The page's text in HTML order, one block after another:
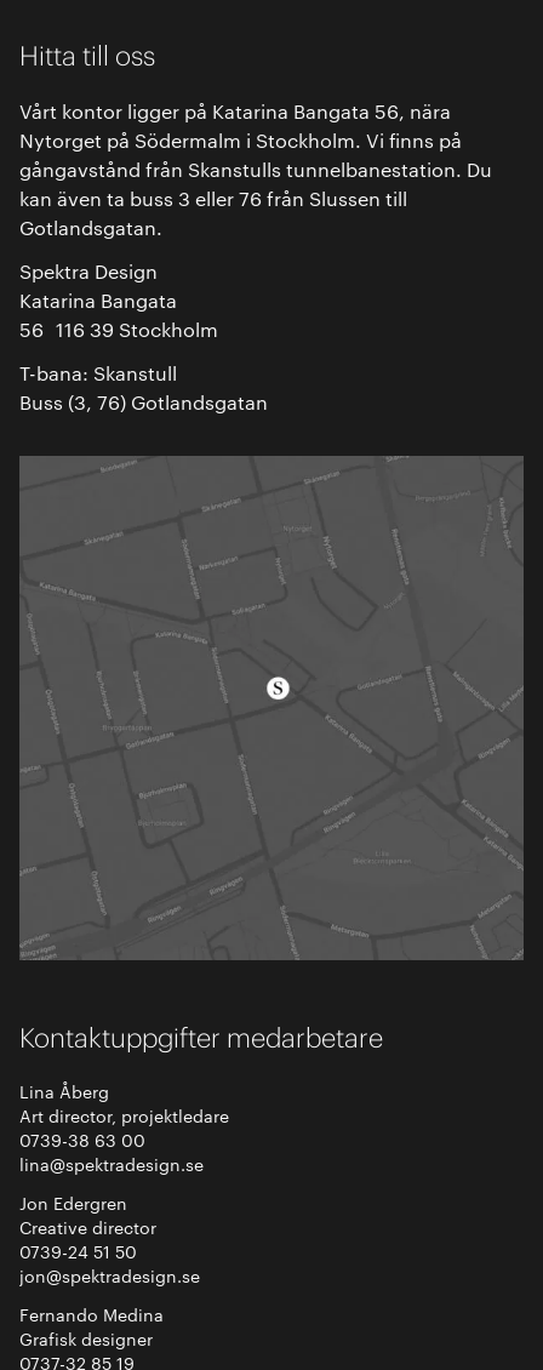
Hitta till oss
Vårt kontor ligger på Katarina Bangata 56, nära
Nytorget på Södermalm i Stockholm. Vi finns på
gångavstånd från Skanstulls tunnelbanestation. Du
kan även ta buss 3 eller 76 från Slussen till
Gotlandsgatan.
Spektra Design
Katarina Bangata
56 116 39 Stockholm
T-bana: Skanstull
Buss (3, 76) Gotlandsgatan
Kontaktuppgifter medarbetare
Lina Åberg
Art director, projektledare
0739-38 63 00
lina@spektradesign.se
Jon Edergren
Creative director
0739-24 51 50
jon@spektradesign.se
Fernando Medina
Grafisk designer
0737-32 85 19